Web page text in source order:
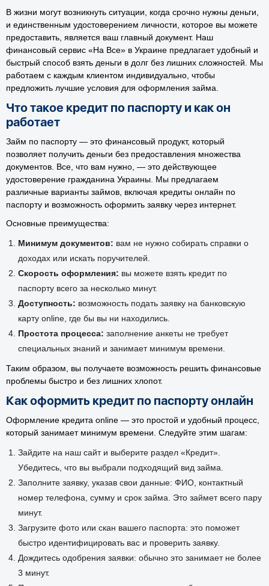
В жизни могут возникнуть ситуации, когда срочно нужны деньги,
и единственным удостоверением личности, которое вы можете
предоставить, является ваш главный документ. Наш
финансовый сервис «На Все» в Украине предлагает удобный и
быстрый способ взять деньги в долг без лишних сложностей. Мы
работаем с каждым клиентом индивидуально, чтобы
предложить лучшие условия для оформления займа.
Что такое кредит по паспорту и как он
работает
Займ по паспорту — это финансовый продукт, который
позволяет получить деньги без предоставления множества
документов. Все, что вам нужно, — это действующее
удостоверение гражданина Украины. Мы предлагаем
различные варианты займов, включая кредиты онлайн по
паспорту и возможность оформить заявку через интернет.
Основные преимущества:
Минимум документов: вам не нужно собирать справки о
доходах или искать поручителей.
Скорость оформления: вы можете взять кредит по
паспорту всего за несколько минут.
Доступность: возможность подать заявку на банковскую
карту online, где бы вы ни находились.
Простота процесса: заполнение анкеты не требует
специальных знаний и занимает минимум времени.
Таким образом, вы получаете возможность решить финансовые
проблемы быстро и без лишних хлопот.
Как оформить кредит по паспорту онлайн
Оформление кредита online — это простой и удобный процесс,
который занимает минимум времени. Следуйте этим шагам:
Зайдите на наш сайт и выберите раздел «Кредит».
Убедитесь, что вы выбрали подходящий вид займа.
Заполните заявку, указав свои данные: ФИО, контактный
номер телефона, сумму и срок займа. Это займет всего пару
минут.
Загрузите фото или скан вашего паспорта: это поможет
быстро идентифицировать вас и проверить заявку.
Дождитесь одобрения заявки: обычно это занимает не более
3 минут.